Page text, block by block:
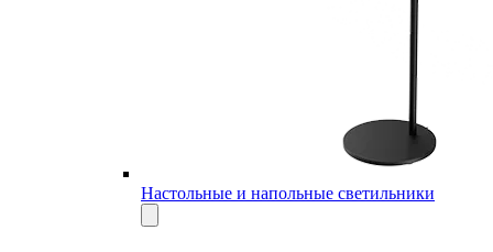
Настольные и напольные светильники